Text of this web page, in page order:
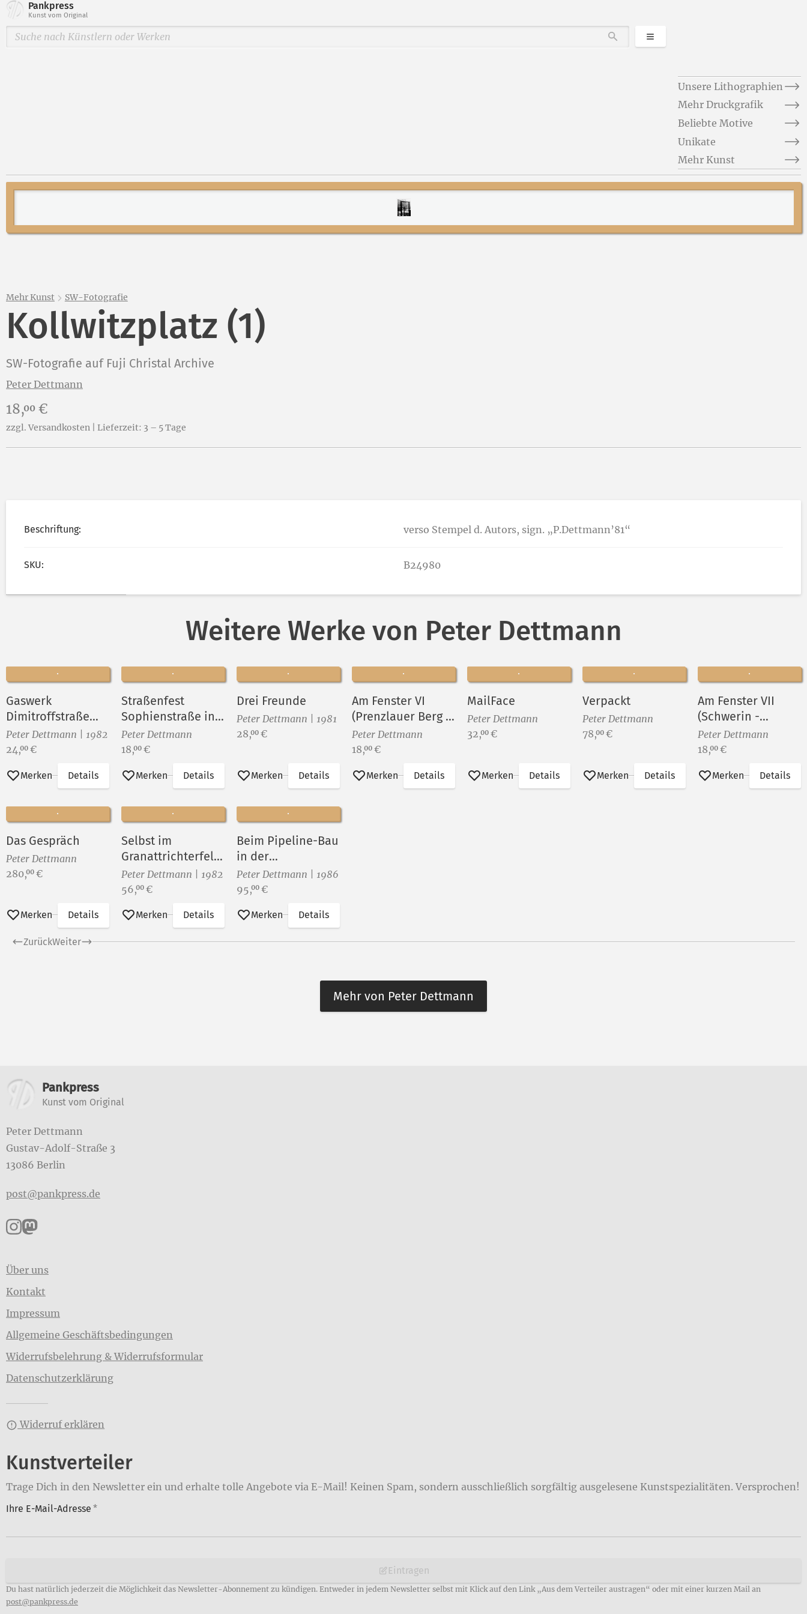
Pankpress
Kunst vom Original
DurchsuchenKategorien
Unsere Lithographien
Mehr Druckgrafik
Beliebte Motive
Unikate
Mehr Kunst
Mehr Kunst SW-Fotografie
Kollwitzplatz (1)
SW-Fotografie auf Fuji Christal Archive
Peter Dettmann
Preis:
18,00 €
zzgl. Versandkosten | Lieferzeit: 3 – 5 Tage
Beschriftung: verso Stempel d. Autors, sign. „P.Dettmann’81“
SKU: B24980
Weitere Werke von Peter Dettmann
Gaswerk
Dimitroffstraße
vor dem Abriß ()
Peter Dettmann | 1982
Preis:
24,00 €
Merken Details
Straßenfest
Sophienstraße in
Berlin-
Rummelsburg VIII
Peter Dettmann
Preis:
18,00 €
Merken Details
Drei Freunde
Peter Dettmann | 1981
Preis:
28,00 €
Merken Details
Am Fenster VI
(Prenzlauer Berg -
Gleimkiez)
Peter Dettmann
Preis:
18,00 €
Merken Details
MailFace
Peter Dettmann
Preis:
32,00 €
Merken Details
Verpackt
Peter Dettmann
Preis:
78,00 €
Merken Details
Am Fenster VII
(Schwerin -
Wismarsche
Straße)
Peter Dettmann
Preis:
18,00 €
Merken Details
Das Gespräch
Peter Dettmann
Preis:
280,00 €
Merken Details
Selbst im
Granattrichterfeld
(II)
Peter Dettmann | 1982
Preis:
56,00 €
Merken Details
Beim Pipeline-Bau
in der
Sowjetunion (I)
Peter Dettmann | 1986
Preis:
95,00 €
Merken Details
ZurückWeiter
Mehr von Peter Dettmann
Weitere Informationen
Pankpress
Kunst vom Original
Peter Dettmann
Gustav-Adolf-Straße 3
13086 Berlin
post@pankpress.de
Pankpress auf Instagram
Pankpress auf Mastodon
Über uns
Kontakt
Impressum
Allgemeine Geschäftsbedingungen
Widerrufsbelehrung & Widerrufsformular
Datenschutzerklärung
Widerruf erklären
Kunstverteiler
Trage Dich in den Newsletter ein und erhalte tolle Angebote via E-Mail! Keinen Spam, sondern ausschließlich sorgfältig ausgelesene Kunstspezialitäten. Versprochen!
Ihre E-Mail-Adresse *
Eintragen
Du hast natürlich jederzeit die Möglichkeit das Newsletter-Abonnement zu kündigen. Entweder in jedem Newsletter selbst mit Klick auf den Link „Aus dem Verteiler austragen“ oder mit einer kurzen Mail an
post@pankpress.de